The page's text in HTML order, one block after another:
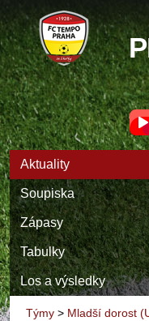
Aktuality
Soupiska
Zápasy
Tabulky
Los a výsledky
Týmy > Mladší dorost